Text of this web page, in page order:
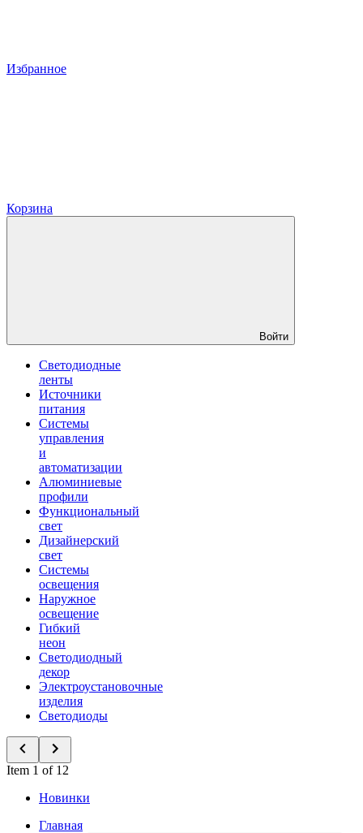
Избранное
Корзина
Войти
Светодиодные
ленты
Источники
питания
Системы
управления
и
автоматизации
Алюминиевые
профили
Функциональный
свет
Дизайнерский
свет
Системы
освещения
Наружное
освещение
Гибкий
неон
Светодиодный
декор
Электроустановочные
изделия
Светодиоды
Item 1 of 12
Новинки
Главная